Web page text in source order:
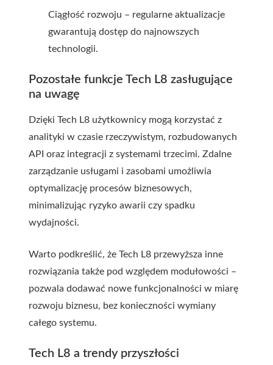
Ciągłość rozwoju – regularne aktualizacje
gwarantują dostęp do najnowszych
technologii.
Pozostałe funkcje Tech L8 zasługujące
na uwagę
Dzięki Tech L8 użytkownicy mogą korzystać z
analityki w czasie rzeczywistym, rozbudowanych
API oraz integracji z systemami trzecimi. Zdalne
zarządzanie usługami i zasobami umożliwia
optymalizację procesów biznesowych,
minimalizując ryzyko awarii czy spadku
wydajności.
Warto podkreślić, że Tech L8 przewyższa inne
rozwiązania także pod względem modułowości –
pozwala dodawać nowe funkcjonalności w miarę
rozwoju biznesu, bez konieczności wymiany
całego systemu.
Tech L8 a trendy przyszłości